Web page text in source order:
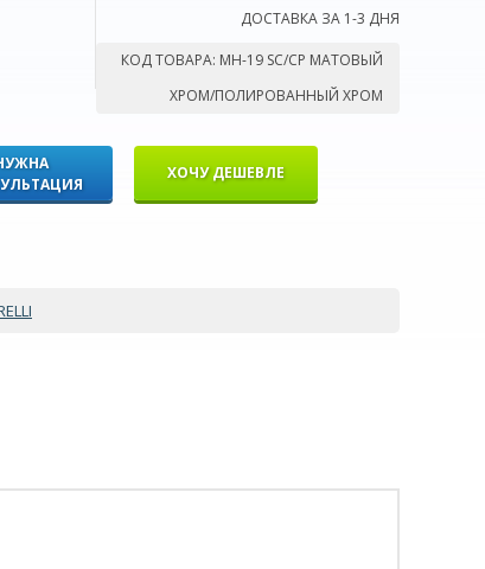
ДОСТАВКА ЗА 1-3 ДНЯ
КОД ТОВАРА: MH-19 SC/CP МАТОВЫЙ
ХРОМ/ПОЛИРОВАННЫЙ ХРОМ
ХОЧУ ДЕШЕВЛЕ